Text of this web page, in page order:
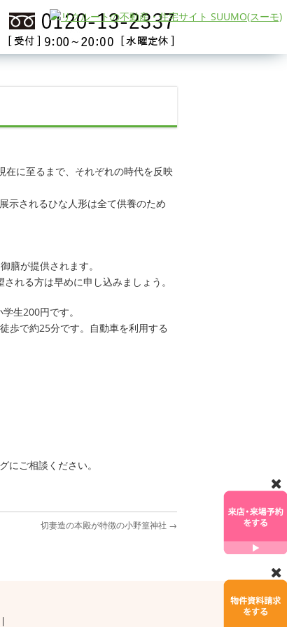
に至るまで、それぞれの時代を反映
示されるひな人形は全て供養のため
膳が提供されます。
れる方は早めに申し込みましょう。
生200円です。
歩で約25分です。自動車を利用する
にご相談ください。
切妻造の本殿が特徴の小野篁神社 →